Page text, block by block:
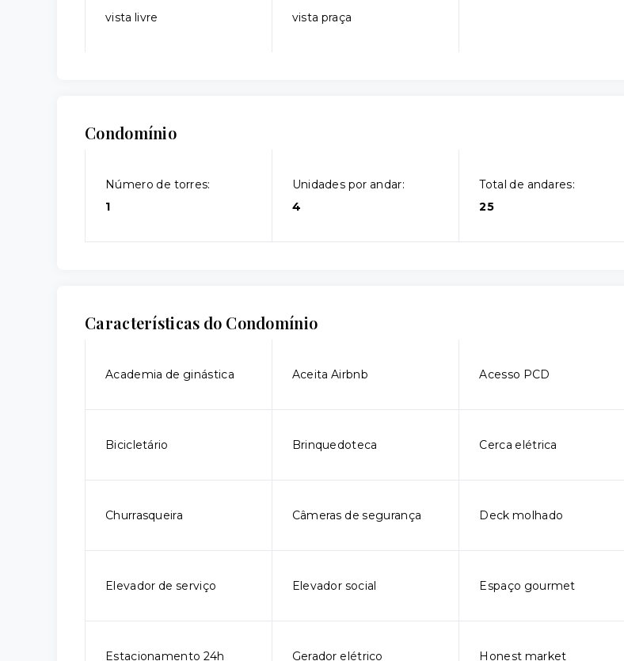
vista livre vista praça
Condomínio
Número de torres:
1
Unidades por andar:
4
Total de andares:
25
Características do Condomínio
Academia de ginástica Aceita Airbnb Acesso PCD
Bicicletário Brinquedoteca Cerca elétrica
Churrasqueira Câmeras de segurança Deck molhado
Elevador de serviço Elevador social Espaço gourmet
Estacionamento 24h Gerador elétrico Honest market